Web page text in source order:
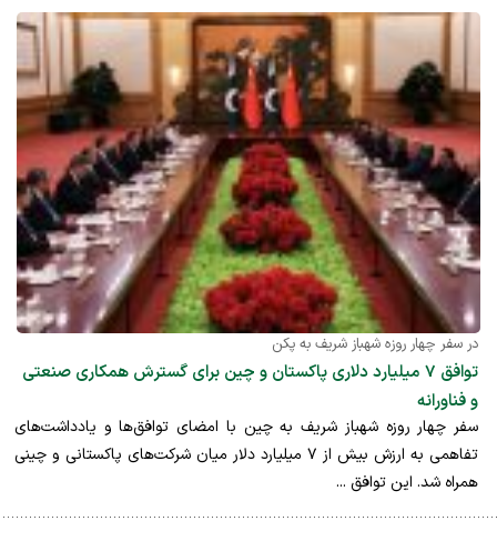
در سفر چهار روزه شهباز شریف به پکن
توافق ۷ میلیارد دلاری پاکستان و چین برای گسترش همکاری صنعتی
و فناورانه
سفر چهار روزه شهباز شریف به چین با امضای توافق‌ها و یادداشت‌های
تفاهمی به ارزش بیش از ۷ میلیارد دلار میان شرکت‌های پاکستانی و چینی
همراه شد. این توافق ...